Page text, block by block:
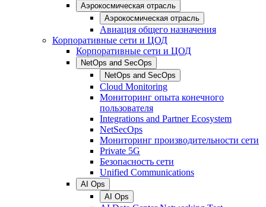
Аэрокосмическая отрасль
Аэрокосмическая отрасль
Авиация общего назначения
Корпоративные сети и ЦОД
Корпоративные сети и ЦОД
NetOps and SecOps
NetOps and SecOps
Cloud Monitoring
Мониторинг опыта конечного
пользователя
Integrations and Partner Ecosystem
NetSecOps
Мониторинг производительности сети
Private 5G
Безопасность сети
Unified Communications
AI Ops
AI Ops